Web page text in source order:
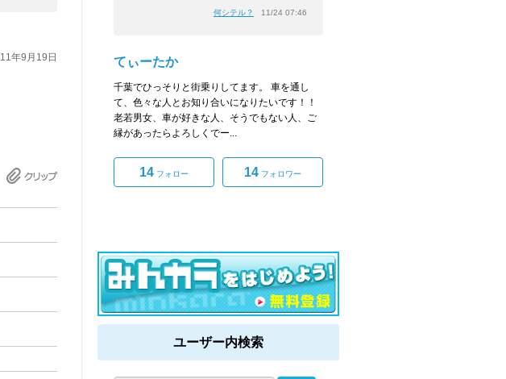
年9月19日
何シテル？ 11/24 07:46
てぃーたか
千葉でひっそりと街乗りしてます。 車を通し
て、色々な人とお知り合いになりたいです！！
老若男女、車が好きな人、そうでもない人、ご
縁があったらよろしくでー...
14 フォロー 14 フォロワー
ユーザー内検索